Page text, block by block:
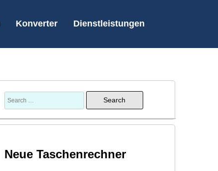
Konverter Dienstleistungen
Neue Taschenrechner